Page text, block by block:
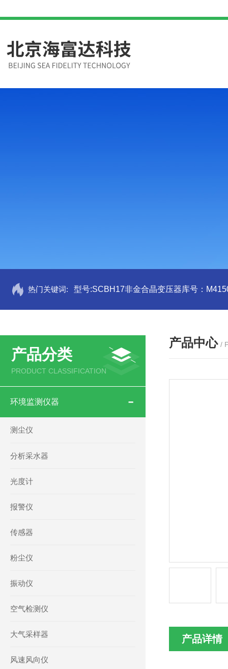
热门关键词: 型号:SCBH17非金合晶变压器库号：
产品分类
PRODUCT CLASSIFICATION
环境监测仪器
测尘仪
分析采水器
光度计
报警仪
传感器
粉尘仪
振动仪
空气检测仪
大气采样器
风速风向仪
产品中心 /
产品详情